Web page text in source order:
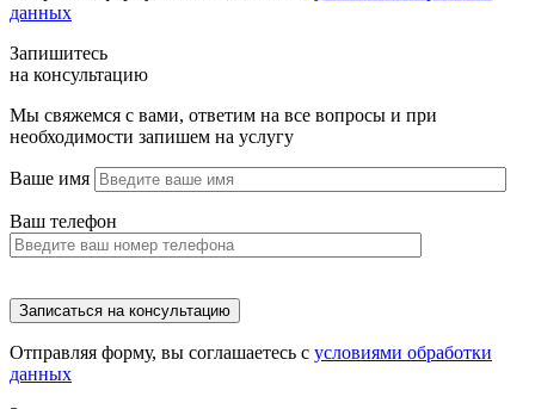
данных
Запишитесь
на консультацию
Мы свяжемся с вами, ответим на все вопросы и при
необходимости запишем на услугу
Ваше имя
Ваш телефон
Отправляя форму, вы соглашаетесь с условиями обработки
данных